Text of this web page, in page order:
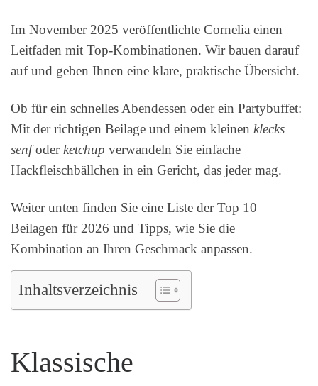
Im November 2025 veröffentlichte Cornelia einen
Leitfaden mit Top-Kombinationen. Wir bauen darauf
auf und geben Ihnen eine klare, praktische Übersicht.
Ob für ein schnelles Abendessen oder ein Partybuffet:
Mit der richtigen Beilage und einem kleinen klecks
senfoderketchup verwandeln Sie einfache
Hackfleischbällchen in ein Gericht, das jeder mag.
Weiter unten finden Sie eine Liste der Top 10
Beilagen für 2026 und Tipps, wie Sie die
Kombination an Ihren Geschmack anpassen.
Inhaltsverzeichnis
Klassische